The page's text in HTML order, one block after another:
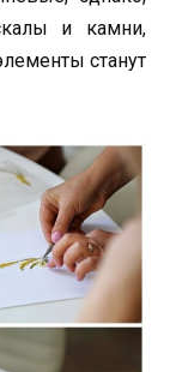
и камни,
станут